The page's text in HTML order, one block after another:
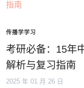
传播学学习
考研必备：15年
解析与复习指南
2025 年 01 月 26 日